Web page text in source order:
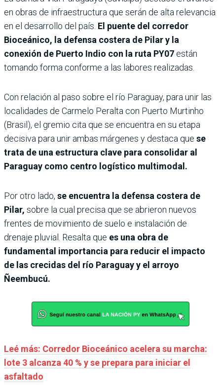
en obras de infraestructura que serán de alta relevancia
en el desarrollo del país. El puente del corredor
Bioceánico, la defensa costera de Pilar y la
conexión de Puerto Indio con la ruta PY07 están
tomando forma conforme a las labores realizadas.
Con relación al paso sobre el río Paraguay, para unir las
localidades de Carmelo Peralta con Puerto Murtinho
(Brasil), el gremio cita que se encuentra en su etapa
decisiva para unir ambas márgenes y destaca que se
trata de una estructura clave para consolidar al
Paraguay como centro logístico multimodal.
Por otro lado, se encuentra la defensa costera de
Pilar, sobre la cual precisa que se abrieron nuevos
frentes de movimiento de suelo e instalación de
drenaje pluvial. Resalta que es una obra de
fundamental importancia para reducir el impacto
de las crecidas del río Paraguay y el arroyo
Ñeembucú.
Leé más: Corredor Bioceánico acelera su marcha:
lote 3 alcanza 40 % y se prepara para iniciar el
asfaltado